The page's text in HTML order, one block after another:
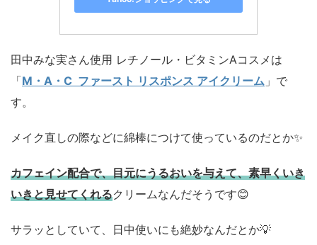
田中みな実さん使用 レチノール・ビタミンAコスメは
「M・A・C ファースト リスポンス アイクリーム 」で
す。
メイク直しの際などに綿棒につけて使っているのだとか✨
カフェイン配合で、目元にうるおいを与えて、素早くいき
いきと見せてくれるクリームなんだそうです😊
サラッとしていて、日中使いにも絶妙なんだとか💡